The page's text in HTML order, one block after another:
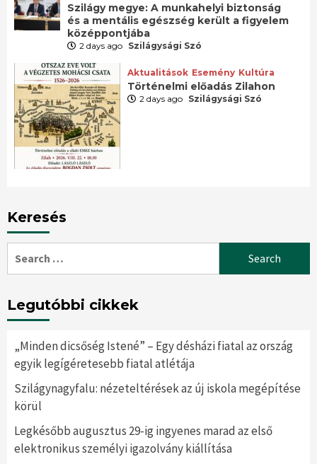
Szilágy megye: A munkahelyi biztonság
és a mentális egészség került a figyelem
középpontjába
2 days ago Szilágysági Szó
Aktualitások Esemény Kultúra
Történelmi előadás Zilahon
2 days ago Szilágysági Szó
Keresés
for:
Legutóbbi cikkek
„Minden dicsőség Istené” – Egy désházi fiatal az ország
egyik legígéretesebb fiatal atlétája
Szilágynagyfalu: nézeteltérések az új iskola megépítése
körül
Legkésőbb augusztus 29-ig ingyenes marad az első
elektronikus személyi igazolvány kiállítása